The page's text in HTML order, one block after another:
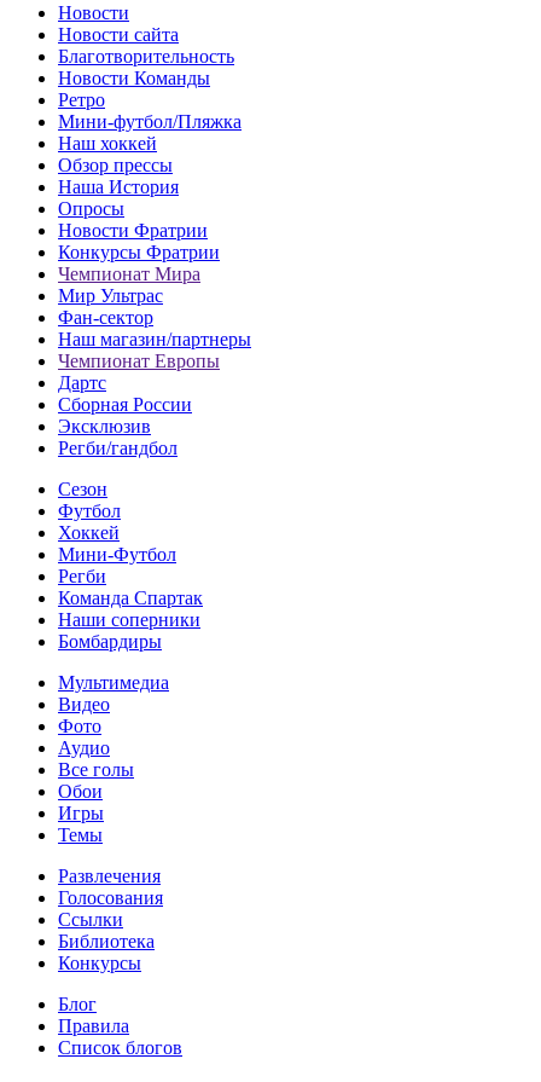
Новости
Новости сайта
Благотворительность
Новости Команды
Ретро
Мини-футбол/Пляжка
Наш хоккей
Обзор прессы
Наша История
Опросы
Новости Фратрии
Конкурсы Фратрии
Чемпионат Мира
Мир Ультрас
Фан-cектор
Наш магазин/партнеры
Чемпионат Европы
Дартс
Сборная России
Эксклюзив
Регби/гандбол
Сезон
Футбол
Хоккей
Мини-Футбол
Регби
Команда Спартак
Наши соперники
Бомбардиры
Мультимедиа
Видео
Фото
Аудио
Все голы
Обои
Игры
Темы
Развлечения
Голосования
Ссылки
Библиотека
Конкурсы
Блог
Правила
Список блогов